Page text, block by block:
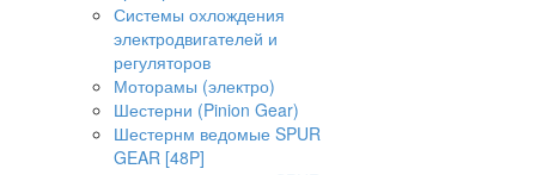
Системы охлождения
электродвигателей и
регуляторов
Моторамы (электро)
Шестерни (Pinion Gear)
Шестернм ведомые SPUR
GEAR [48P]